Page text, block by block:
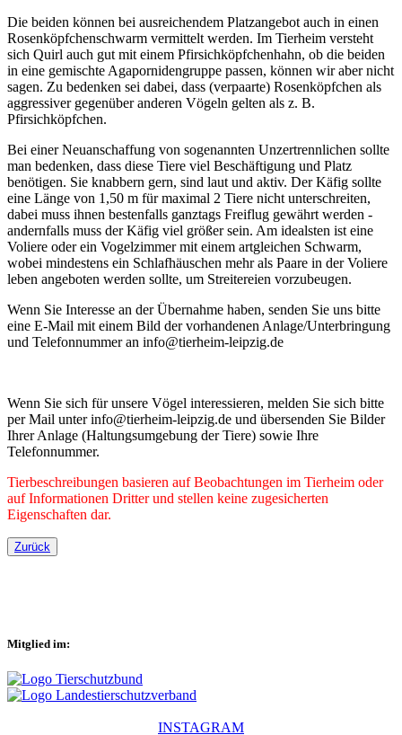
Die beiden können bei ausreichendem Platzangebot auch in einen
Rosenköpfchenschwarm vermittelt werden. Im Tierheim versteht
sich Quirl auch gut mit einem Pfirsichköpfchenhahn, ob die beiden
in eine gemischte Agapornidengruppe passen, können wir aber nicht
sagen. Zu bedenken sei dabei, dass (verpaarte) Rosenköpfchen als
aggressiver gegenüber anderen Vögeln gelten als z. B.
Pfirsichköpfchen.
Bei einer Neuanschaffung von sogenannten Unzertrennlichen sollte
man bedenken, dass diese Tiere viel Beschäftigung und Platz
benötigen. Sie knabbern gern, sind laut und aktiv. Der Käfig sollte
eine Länge von 1,50 m für maximal 2 Tiere nicht unterschreiten,
dabei muss ihnen bestenfalls ganztags Freiflug gewährt werden -
andernfalls muss der Käfig viel größer sein. Am idealsten ist eine
Voliere oder ein Vogelzimmer mit einem artgleichen Schwarm,
wobei mindestens ein Schlafhäuschen mehr als Paare in der Voliere
leben angeboten werden sollte, um Streitereien vorzubeugen.
Wenn Sie Interesse an der Übernahme haben, senden Sie uns bitte
eine E-Mail mit einem Bild der vorhandenen Anlage/Unterbringung
und Telefonnummer an info@tierheim-leipzig.de
Wenn Sie sich für unsere Vögel interessieren, melden Sie sich bitte
per Mail unter info@tierheim-leipzig.de und übersenden Sie Bilder
Ihrer Anlage (Haltungsumgebung der Tiere) sowie Ihre
Telefonnummer.
Tierbeschreibungen basieren auf Beobachtungen im Tierheim oder
auf Informationen Dritter und stellen keine zugesicherten
Eigenschaften dar.
Zurück
Mitglied im:
INSTAGRAM